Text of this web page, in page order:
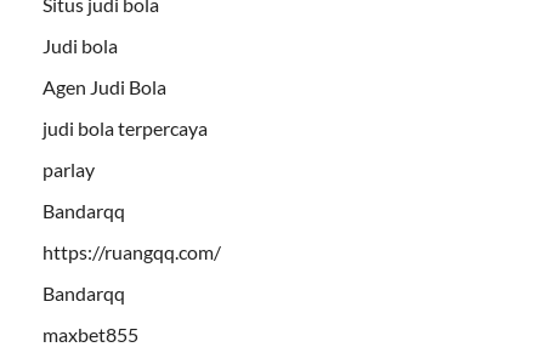
Judi bola
Agen Judi Bola
judi bola terpercaya
parlay
Bandarqq
https://ruangqq.com/
Bandarqq
maxbet855